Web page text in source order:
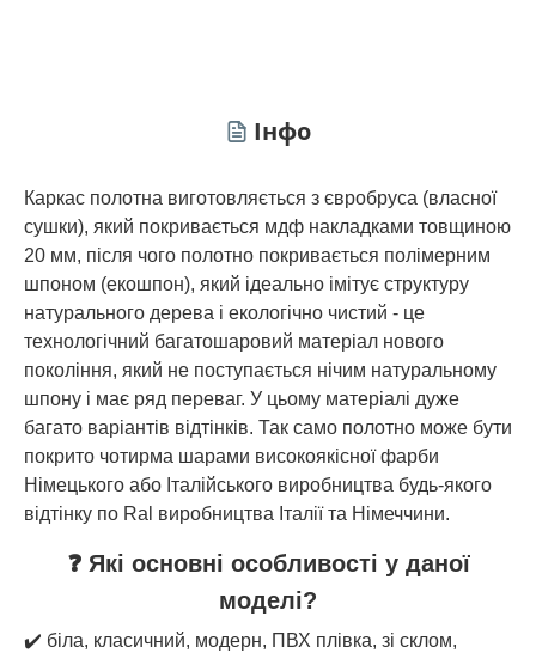
Інфо
Каркас полотна виготовляється з євробруса (власної
сушки), який покривається мдф накладками товщиною
20 мм, після чого полотно покривається полімерним
шпоном (екошпон), який ідеально імітує структуру
натурального дерева і екологічно чистий - це
технологічний багатошаровий матеріал нового
покоління, який не поступається нічим натуральному
шпону і має ряд переваг. У цьому матеріалі дуже
багато варіантів відтінків. Так само полотно може бути
покрито чотирма шарами високоякісної фарби
Німецького або Італійського виробництва будь-якого
відтінку по Ral виробництва Італії та Німеччини.
❓ Які основні особливості у даної
моделі?
✔️ біла, класичний, модерн, ПВХ плівка, зі склом,